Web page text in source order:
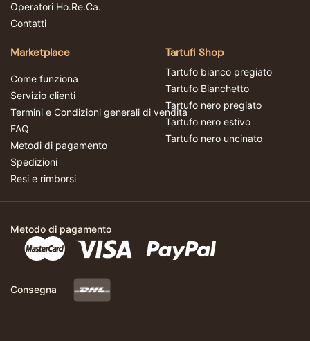
Operatori Ho.Re.Ca.
Contatti
Marketplace
Come funziona
Servizio clienti
Termini e Condizioni generali di vendita
FAQ
Metodi di pagamento
Spedizioni
Resi e rimborsi
Tartufi Shop
Tartufo bianco pregiato
Tartufo Bianchetto
Tartufo nero pregiato
Tartufo nero estivo
Tartufo nero uncinato
Metodo di pagamento
Consegna